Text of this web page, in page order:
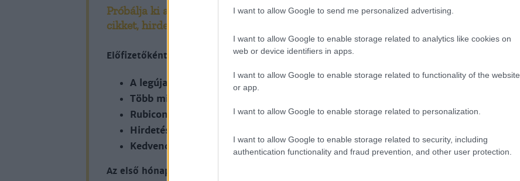
I want to allow Google to send me personalized advertising.
I want to allow Google to enable storage related to analytics like cookies on
web or device identifiers in apps.
I want to allow Google to enable storage related to functionality of the website
or app.
I want to allow Google to enable storage related to personalization.
I want to allow Google to enable storage related to security, including
authentication functionality and fraud prevention, and other user protection.
Próbálja ki a Rubicon Online-tmindössze 200 Ft-ért, és olvassa a teljes
cikket, hirdetések nélkül!
Előfizetőként korlátlan hozzáférést kap minden történelmi tartalmunkhoz:
A legújabb Rubicon-lapszámok
Több mint 370 korábbi lapszámunk tartalma
Rubicon Online rovatok cikkei
Hirdetésmentes olvasó felület
Kedvenc cikkek elmentése, könyvjelzők
Az első hónap csak 200 Ft-ba kerül. Próbálja ki!